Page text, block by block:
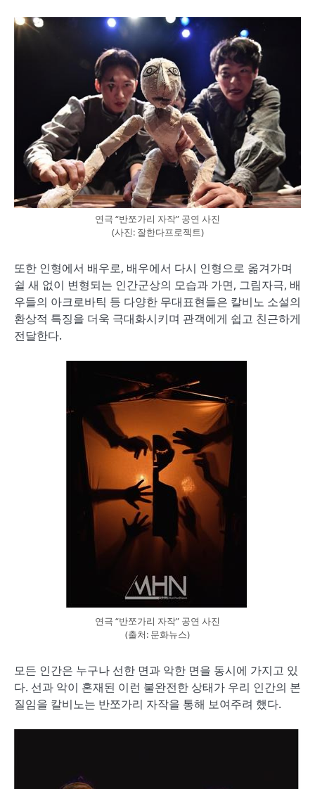
연극 “반쪼가리 자작” 공연 사진
(사진: 잘한다프로젝트)
또한 인형에서 배우로, 배우에서 다시 인형으로 옮겨가며
쉴 새 없이 변형되는 인간군상의 모습과 가면, 그림자극, 배
우들의 아크로바틱 등 다양한 무대표현들은 칼비노 소설의
환상적 특징을 더욱 극대화시키며 관객에게 쉽고 친근하게
전달한다.
연극 “반쪼가리 자작” 공연 사진
(출처: 문화뉴스)
모든 인간은 누구나 선한 면과 악한 면을 동시에 가지고 있
다. 선과 악이 혼재된 이런 불완전한 상태가 우리 인간의 본
질임을 칼비노는 반쪼가리 자작을 통해 보여주려 했다.